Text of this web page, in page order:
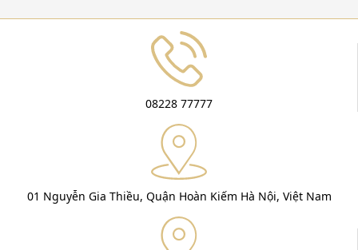
08228 77777
01 Nguyễn Gia Thiều, Quận Hoàn Kiếm Hà Nội, Việt Nam